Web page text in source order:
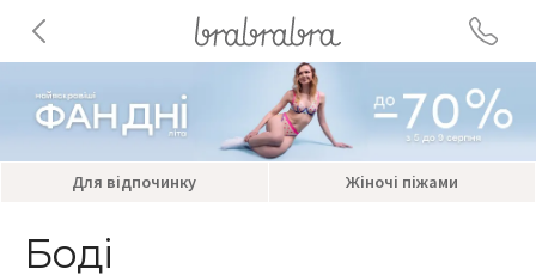
Для відпочинку Жіночі піжами
Боді